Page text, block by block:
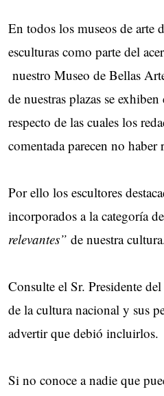
En todos los museos de arte
esculturas como parte del
nuestro Museo de Bellas
de nuestras plazas se
respecto de las cuales los
comentada parecen no haber
Por ello los escultores
incorporados a la categoría de
relevantes” de nuestra
Consulte el Sr. Presidente
de la cultura nacional y sus
advertir que debió incluirlos.
Si no conoce a nadie que